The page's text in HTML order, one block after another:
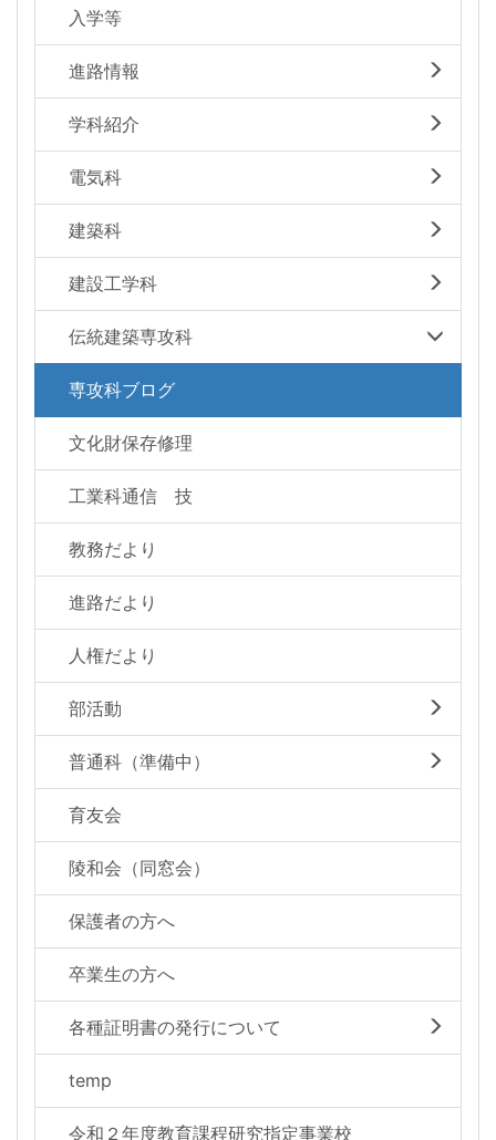
入学等
進路情報
学科紹介
電気科
建築科
建設工学科
伝統建築専攻科
専攻科ブログ
文化財保存修理
工業科通信 技
教務だより
進路だより
人権だより
部活動
普通科（準備中）
育友会
陵和会（同窓会）
保護者の方へ
卒業生の方へ
各種証明書の発行について
temp
令和２年度教育課程研究指定事業校